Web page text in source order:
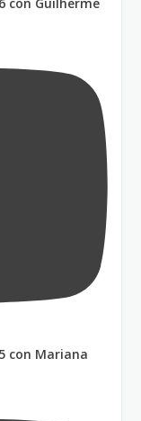
con Mariana